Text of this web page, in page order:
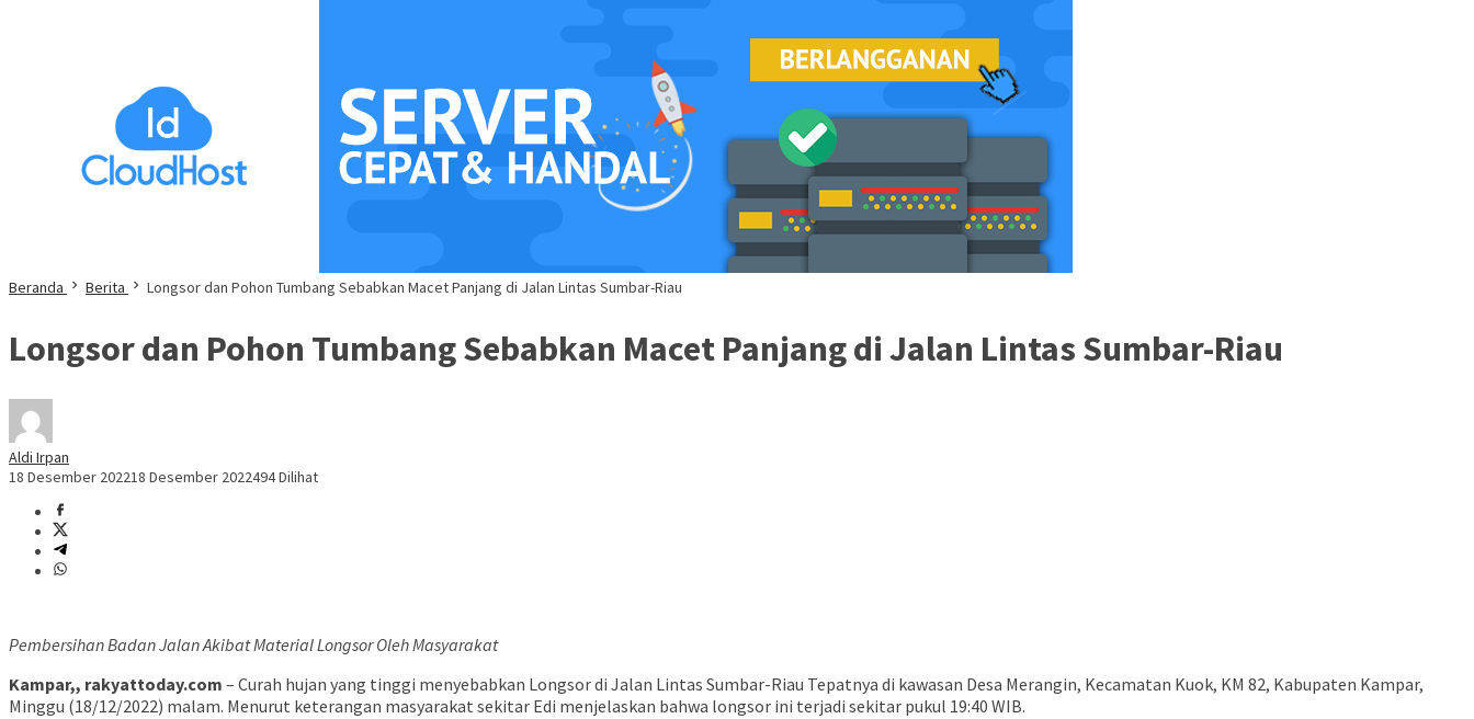
Beranda Berita Longsor dan Pohon Tumbang Sebabkan Macet Panjang di Jalan Lintas Sumbar-Riau
Longsor dan Pohon Tumbang Sebabkan Macet Panjang di Jalan Lintas Sumbar-Riau
Aldi Irpan
18 Desember 202218 Desember 2022494 Dilihat
Pembersihan Badan Jalan Akibat Material Longsor Oleh Masyarakat
Kampar,, rakyattoday.com – Curah hujan yang tinggi menyebabkan Longsor di Jalan Lintas Sumbar-Riau Tepatnya di kawasan Desa Merangin, Kecamatan Kuok, KM 82, Kabupaten Kampar,
Minggu (18/12/2022) malam. Menurut keterangan masyarakat sekitar Edi menjelaskan bahwa longsor ini terjadi sekitar pukul 19:40 WIB.